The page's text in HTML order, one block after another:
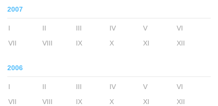
2007
I II III IV V
VI
VII
VIII IX X XI XII
2006
I II III IV V
VI
VII
VIII IX X XI XII